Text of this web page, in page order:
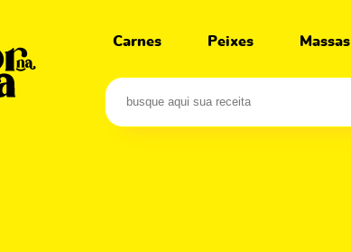
Carnes Peixes Massas